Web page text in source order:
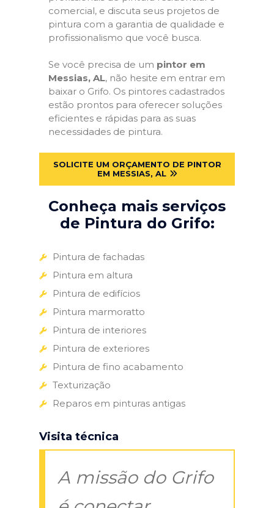
comercial, e discuta seus projetos de
pintura com a garantia de qualidade e
profissionalismo que você busca.
Se você precisa de um pintor em
Messias, AL, não hesite em entrar em
baixar o Grifo. Os pintores cadastrados
estão prontos para oferecer soluções
eficientes e rápidas para as suas
necessidades de pintura.
SOLICITE UM ORÇAMENTO DE PINTOR
EM MESSIAS, AL
Conheça mais serviços
de Pintura do Grifo:
Pintura de fachadas
Pintura em altura
Pintura de edifícios
Pintura marmoratto
Pintura de interiores
Pintura de exteriores
Pintura de fino acabamento
Texturização
Reparos em pinturas antigas
Visita técnica
A missão do Grifo